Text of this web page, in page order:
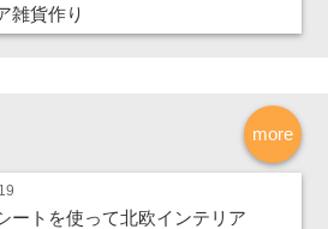
雑貨作り
more
ートを使って北欧インテリア